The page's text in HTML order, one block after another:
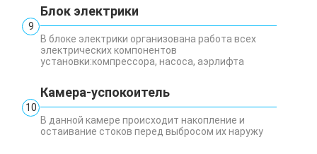
Блок электрики
9
В блоке электрики организована работа всех
электрических компонентов
установки:компрессора, насоса, аэрлифта
Камера-успокоитель
10
В данной камере происходит накопление и
остаивание стоков перед выбросом их наружу